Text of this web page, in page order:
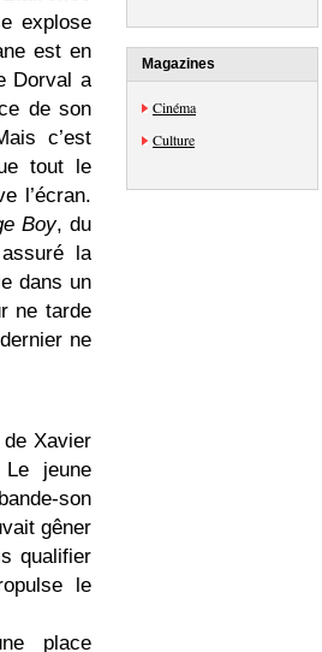
explose
est en
Dorval a
de son
c’est
tout le
l’écran.
Boy, du
la
dans un
ne tarde
ne
Xavier
jeune
son
gêner
qualifier
le
place
Magazines
Cinéma
Culture